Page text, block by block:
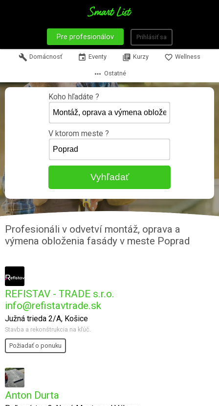
Pre profesionálov Prihlásiť sa
build Domácnosť event Eventy library_books Kurzy favorite_border Wellness
more_horiz Ostatné
Koho hľadáte ?
V ktorom meste ?
Profesionáli v odvetví montáž, oprava a
výmena obloženia fasády v meste Poprad
REFISTAV - TRADE s.r.o.
info@refistavtrade.sk
Južná trieda 2/A, Košice
Stavba a rekonštrukcia na kľúč.
Požiadať o ponuku
Anton Durta